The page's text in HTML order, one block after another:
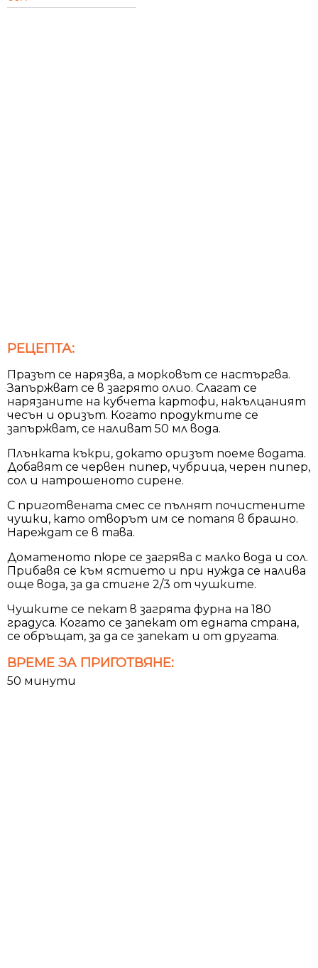
РЕЦЕПТА:
Празът се нарязва, а морковът се настъргва.
Запържват се в загрято олио. Слагат се
нарязаните на кубчета картофи, накълцаният
чесън и оризът. Когато продуктите се
запържват, се наливат 50 мл вода.
Плънката къкри, докато оризът поеме водата.
Добавят се червен пипер, чубрица, черен пипер,
сол и натрошеното сирене.
С приготвената смес се пълнят почистените
чушки, като отворът им се потапя в брашно.
Нареждат се в тава.
Доматеното пюре се загрява с малко вода и сол.
Прибавя се към ястието и при нужда се налива
още вода, за да стигне 2/3 от чушките.
Чушките се пекат в загрята фурна на 180
градуса. Когато се запекат от едната страна,
се обръщат, за да се запекат и от другата.
ВРЕМЕ ЗА ПРИГОТВЯНЕ:
50 минути